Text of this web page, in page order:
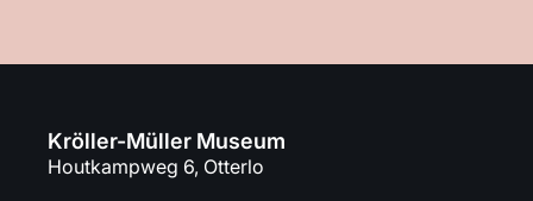
Kröller-Müller Museum
Houtkampweg 6, Otterlo